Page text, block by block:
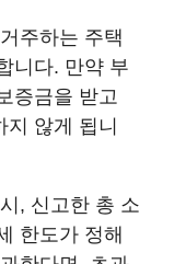
주하는 주택
니다. 만약 부
증금을 받고
않게 됩니
, 신고한 총 소
한도가 정해